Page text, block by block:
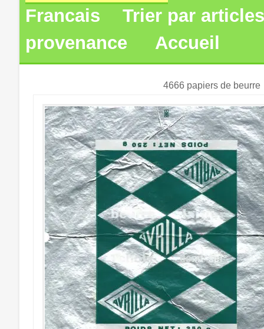
Francais
Trier par
provenance
Accueil
4666 papiers de beurre